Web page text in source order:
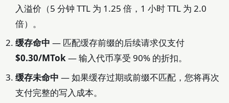
入溢价（5 分钟 TTL 为 1.25 倍，1 小时 TTL 为 2.0
倍）。
缓存命中 — 匹配缓存前缀的后续请求仅支付
$0.30/MTok— 输入代币享受 90% 的折扣。
缓存未命中 — 如果缓存过期或前缀不匹配，您将再次
支付完整的写入成本。